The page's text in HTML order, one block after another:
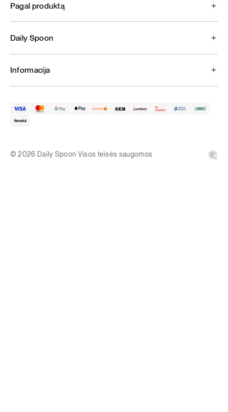
Pagal produktą
Daily Spoon
Informacija
© 2026 Daily Spoon Visos teisės saugomos